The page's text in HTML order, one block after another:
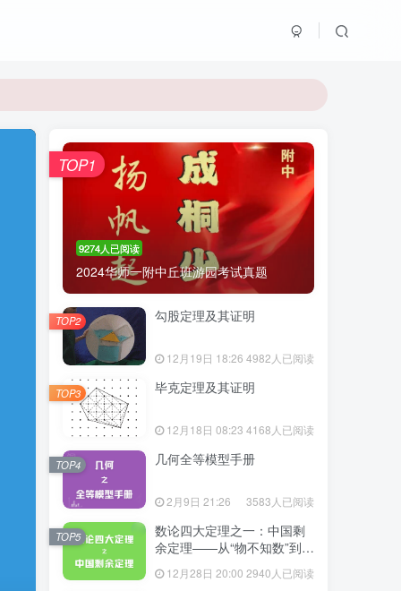
9274人已阅读
2024华师一附中丘班游园考试真题
TOP1
勾股定理及其证明
12月19日 18:26 4982人已阅读
TOP2
毕克定理及其证明
12月18日 08:23 4168人已阅读
TOP3
几何全等模型手册
2月9日 21:26 3583人已阅读
TOP4
数论四大定理之一：中国剩
余定理——从“物不知数”到现
代代数
12月28日 20:00 2940人已阅读
TOP5